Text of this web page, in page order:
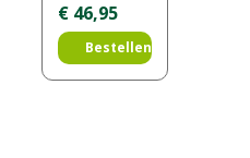
€ 46,95
Bestellen